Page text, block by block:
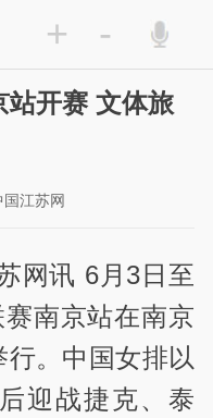
+ -
站开赛 文体旅
江苏网
网讯 6月3日至
南京站在南京
。中国女排以
迎战捷克、泰